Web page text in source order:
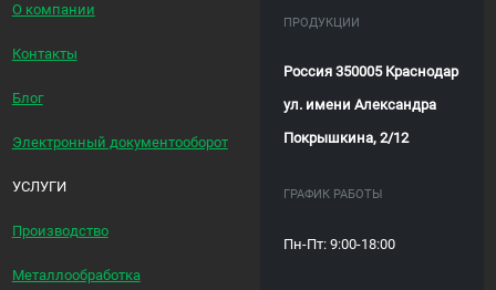
О компании
Контакты
Блог
Электронный документооборот
УСЛУГИ
Производство
Металлообработка
ПРОДУКЦИИ
Россия 350005 Краснодар
ул. имени Александра
Покрышкина, 2/12
ГРАФИК РАБОТЫ
Пн-Пт: 9:00-18:00